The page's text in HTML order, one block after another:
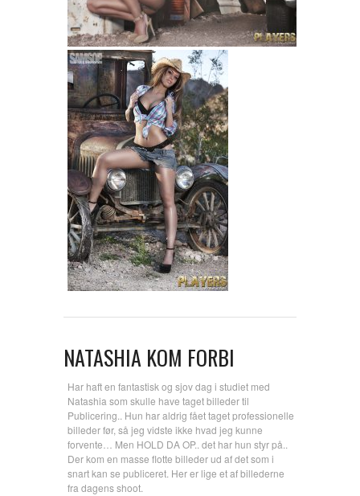
NATASHIA KOM FORBI
Har haft en fantastisk og sjov dag i studiet med
Natashia som skulle have taget billeder til
Publicering.. Hun har aldrig fået taget professionelle
billeder før, så jeg vidste ikke hvad jeg kunne
forvente… Men HOLD DA OP.. det har hun styr på..
Der kom en masse flotte billeder ud af det som i
snart kan se publiceret. Her er lige et af billederne
fra dagens shoot.